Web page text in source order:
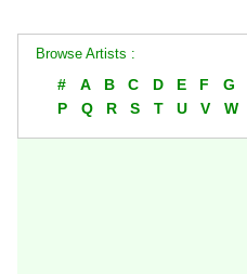
Browse Artists :
# A B C D E F G
P
Q R S T U V W